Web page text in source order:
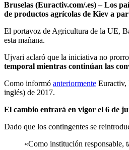
Bruselas (Euractiv.com/.es) – Los
de productos agrícolas de Kiev a
El portavoz de Agricultura de la UE,
esta mañana.
Ujvari aclaró que la iniciativa no
temporal mientras continúan las
Como informó anteriormente Euractiv,
inglés) de 2017.
El cambio entrará en vigor el 6 de
Dado que los contingentes se
«Como institución responsable,